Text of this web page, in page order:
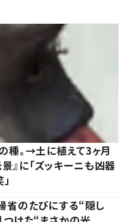
種。→土に植えて3ヶ月
に「ズッキーニも凶器
省のたびにする“隠し